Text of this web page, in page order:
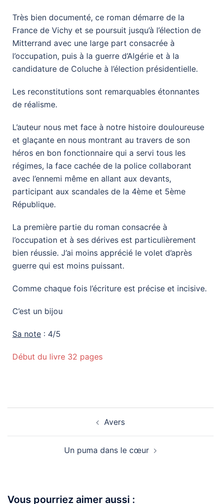
Très bien documenté, ce roman démarre de la
France de Vichy et se poursuit jusqu’à l’élection de
Mitterrand avec une large part consacrée à
l’occupation, puis à la guerre d’Algérie et à la
candidature de Coluche à l’élection présidentielle.
Les reconstitutions sont remarquables étonnantes
de réalisme.
L’auteur nous met face à notre histoire douloureuse
et glaçante en nous montrant au travers de son
héros en bon fonctionnaire qui a servi tous les
régimes, la face cachée de la police collaborant
avec l’ennemi même en allant aux devants,
participant aux scandales de la 4ème et 5ème
République.
La première partie du roman consacrée à
l’occupation et à ses dérives est particulièrement
bien réussie. J’ai moins apprécié le volet d’après
guerre qui est moins puissant.
Comme chaque fois l’écriture est précise et incisive.
C’est un bijou
Sa note : 4/5
Début du livre 32 pages
Avers
Un puma dans le cœur
Vous pourriez aimer aussi :